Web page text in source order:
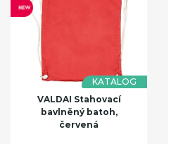
KATALOG
VALDAI Stahovací
bavlněný batoh,
červená